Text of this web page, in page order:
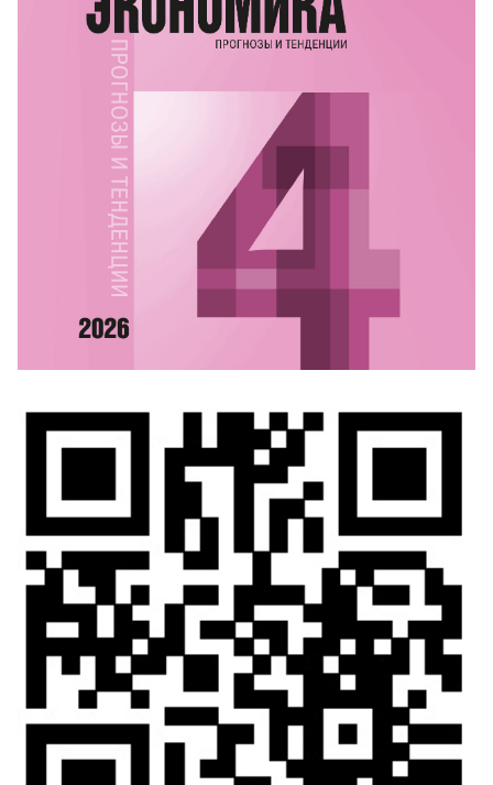
sales@ivis.ru
Свежие и архивные номера журнала можно
приобрести в ИД ВШЭ за безналичный расчет
Бланк заказа
Квитанция для оплаты через Сбербанк
Образец платежного поручения
розницу журналы продаются в двух торговых точках:
Университетском книжном магазине "БукВышка" по
адресу: г. Москва, ул. Мясницкая, д. 20. Тел.: +7 (495)
772-95-90 (доб. 15429), и в здании НИУ ВШЭ на
Покровке: г. Москва, Покровский б-р, д. 11, R 103
(вход по пропускам). Тел.: +7 495 772-95-90 доб.
Дополнительная информация на сайте
https://psy-